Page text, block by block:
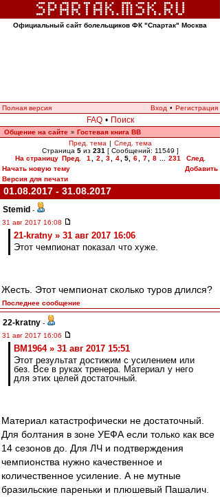
Официальный сайт болельщиков ФК "Спартак" Москва
Полная версия Вход • Регистрация
FAQ • Поиск
Общение на сайте » Гостевая книга ВВ
Пред. тема | След. тема
Страница 5из 231 [ Сообщений: 11549 ]
На страницу Пред. 1 2 3 4 5, 6 7 8 231
След.
Начать новую тему
Добавить
Версия для печати
01.08.2017 - 31.08.2017
Stemid -
31 авг 2017 16:08
21-kratny » 31 авг 2017 16:06
Этот чемпионат показал что хуже.
Жесть. Этот чемпионат сколько туров длился?
Последнее сообщение
22-kratny -
31 авг 2017 16:06
BM1964 » 31 авг 2017 15:51
Этот результат достижим с усилением или
без. Все в руках тренера. Материал у него
для этих целей достаточный.
Материал катастрофически не достаточный.
Для болтания в зоне УЕФА если только как все
14 сезонов до. Для ЛЧ и подтверждения
чемпионства нужно качественное и
количественное усиление. А не мутные
бразильские пареньки и плюшевый Пашалич.